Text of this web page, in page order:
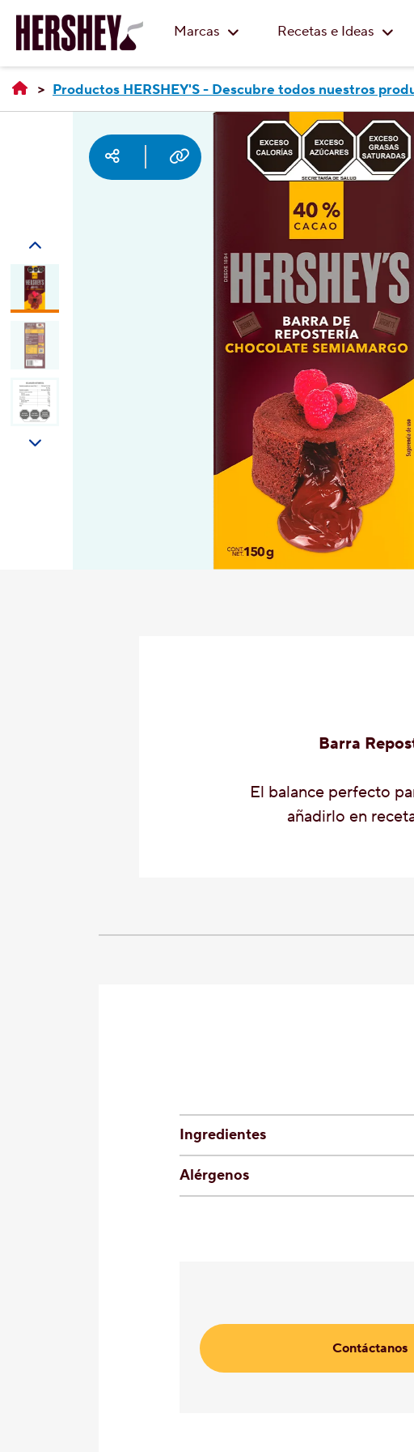
Productos HERSHEY'S - Descubre todos nuestros
Marcas Recetas e Ideas
Social mediaCopy URL
Barra
El balance perfecto
añadirlo en
Ingredientes
Alérgenos
Contáctanos